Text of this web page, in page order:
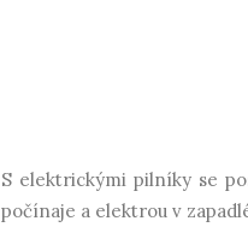
S elektrickými pilníky se
počínaje a elektrou v